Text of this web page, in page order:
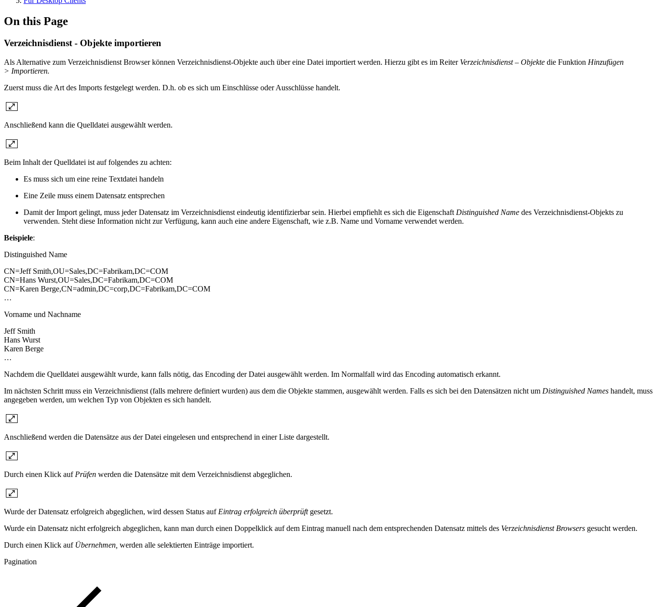
On this Page
Verzeichnisdienst - Objekte importieren
Als Alternative zum Verzeichnisdienst Browser können Verzeichnisdienst-Objekte auch über eine Datei importiert werden. Hierzu gibt es im Reiter Verzeichnisdienst – Objekte die Funktion Hinzufügen
> Importieren.
Zuerst muss die Art des Imports festgelegt werden. D.h. ob es sich um Einschlüsse oder Ausschlüsse handelt.
Anschließend kann die Quelldatei ausgewählt werden.
Beim Inhalt der Quelldatei ist auf folgendes zu achten:
Es muss sich um eine reine Textdatei handeln
Eine Zeile muss einem Datensatz entsprechen
Damit der Import gelingt, muss jeder Datensatz im Verzeichnisdienst eindeutig identifizierbar sein. Hierbei empfiehlt es sich die Eigenschaft Distinguished Name des Verzeichnisdienst-Objekts zu
verwenden. Steht diese Information nicht zur Verfügung, kann auch eine andere Eigenschaft, wie z.B. Name und Vorname verwendet werden.
Beispiele:
Distinguished Name
CN=Jeff Smith,OU=Sales,DC=Fabrikam,DC=COM
CN=Hans Wurst,OU=Sales,DC=Fabrikam,DC=COM
CN=Karen Berge,CN=admin,DC=corp,DC=Fabrikam,DC=COM
…
Vorname und Nachname
Jeff Smith
Hans Wurst
Karen Berge
…
Nachdem die Quelldatei ausgewählt wurde, kann falls nötig, das Encoding der Datei ausgewählt werden. Im Normalfall wird das Encoding automatisch erkannt.
Im nächsten Schritt muss ein Verzeichnisdienst (falls mehrere definiert wurden) aus dem die Objekte stammen, ausgewählt werden. Falls es sich bei den Datensätzen nicht um Distinguished Names handelt, muss
angegeben werden, um welchen Typ von Objekten es sich handelt.
Anschließend werden die Datensätze aus der Datei eingelesen und entsprechend in einer Liste dargestellt.
Durch einen Klick auf Prüfen werden die Datensätze mit dem Verzeichnisdienst abgeglichen.
Wurde der Datensatz erfolgreich abgeglichen, wird dessen Status auf Eintrag erfolgreich überprüftgesetzt.
Wurde ein Datensatz nicht erfolgreich abgeglichen, kann man durch einen Doppelklick auf dem Eintrag manuell nach dem entsprechenden Datensatz mittels des Verzeichnisdienst Browsers gesucht werden.
Durch einen Klick auf Übernehmen, werden alle selektierten Einträge importiert.
Pagination